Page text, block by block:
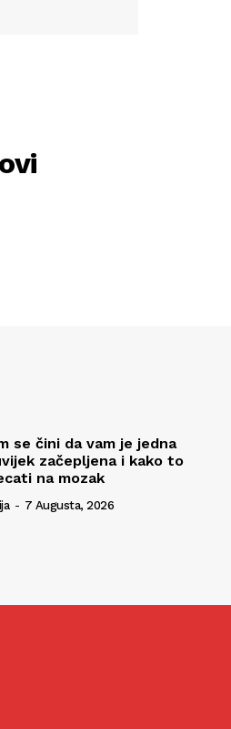
se čini da vam je jedna
začepljena i kako to
na mozak
- 7 Augusta, 2026